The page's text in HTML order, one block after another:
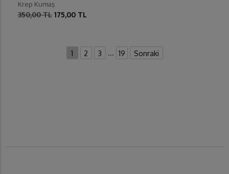
Krep Kumaş
350,00 TL 175,00 TL
1 2 3 ... 19 Sonraki